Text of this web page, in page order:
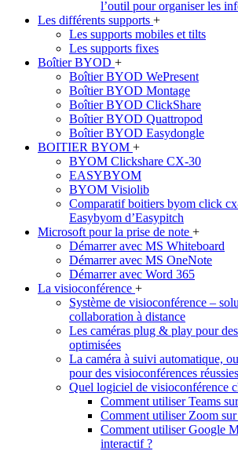
l’outil pour organiser les
Les différents supports +
Les supports mobiles et tilts
Les supports fixes
Boîtier BYOD +
Boîtier BYOD WePresent
Boîtier BYOD Montage
Boîtier BYOD ClickShare
Boîtier BYOD Quattropod
Boîtier BYOD Easydongle
BOITIER BYOM +
BYOM Clickshare CX-30
EASYBYOM
BYOM Visiolib
Comparatif boitiers byom click
Easybyom d’Easypitch
Microsoft pour la prise de note +
Démarrer avec MS Whiteboard
Démarrer avec MS OneNote
Démarrer avec Word 365
La visioconférence +
Système de visioconférence –
collaboration à distance
Les caméras plug & play pour
optimisées
La caméra à suivi automatique,
pour des visioconférences réussies
Quel logiciel de visioconférence
Comment utiliser Teams
Comment utiliser Zoom
Comment utiliser Google
interactif ?